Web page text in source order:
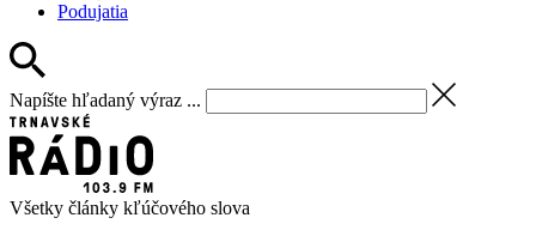
Podujatia
Napíšte hľadaný výraz ...
Všetky články kľúčového slova